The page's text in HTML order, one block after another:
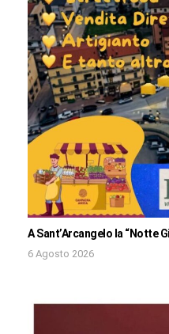
A Sant’Arcangelo la “Notte
6 Agosto 2026